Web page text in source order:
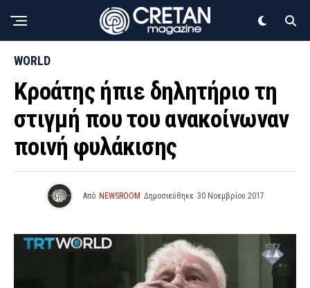
WORLD
Κροάτης ήπιε δηλητήριο τη
στιγμή που του ανακοίνωναν
ποινή φυλάκισης
Από NEWSROOM Δημοσιεύθηκε 30 Νοεμβρίου 2017